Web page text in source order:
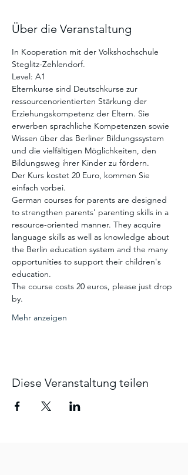
Über die Veranstaltung
In Kooperation mit der Volkshochschule
Steglitz-Zehlendorf.
Level: A1
Elternkurse sind Deutschkurse zur
ressourcenorientierten Stärkung der
Erziehungskompetenz der Eltern. Sie
erwerben sprachliche Kompetenzen sowie
Wissen über das Berliner Bildungssystem
und die vielfältigen Möglichkeiten, den
Bildungsweg ihrer Kinder zu fördern.
Der Kurs kostet 20 Euro, kommen Sie
einfach vorbei.
German courses for parents are designed
to strengthen parents' parenting skills in a
resource-oriented manner. They acquire
language skills as well as knowledge about
the Berlin education system and the many
opportunities to support their children's
education.
The course costs 20 euros, please just drop
by.
Mehr anzeigen
Diese Veranstaltung teilen